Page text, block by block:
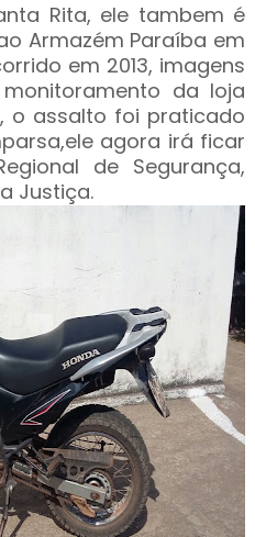
Rita, ele tambem é
Armazém Paraíba em
em 2013, imagens
da loja
o assalto foi praticado
agora irá ficar
de Segurança,
Justiça.